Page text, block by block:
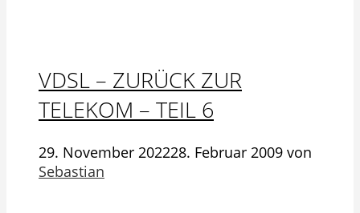
VDSL – ZURÜCK ZUR
TELEKOM – TEIL 6
29. November 202228. Februar 2009 von
Sebastian